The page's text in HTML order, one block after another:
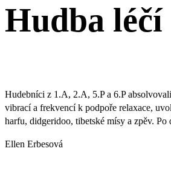
Hudba léčí
Hudebníci z 1.A, 2.A, 5.P a 6.P
vibrací a frekvencí k podpoře relaxace,
harfu, didgeridoo, tibetské mísy a zpěv.
Ellen Erbesová